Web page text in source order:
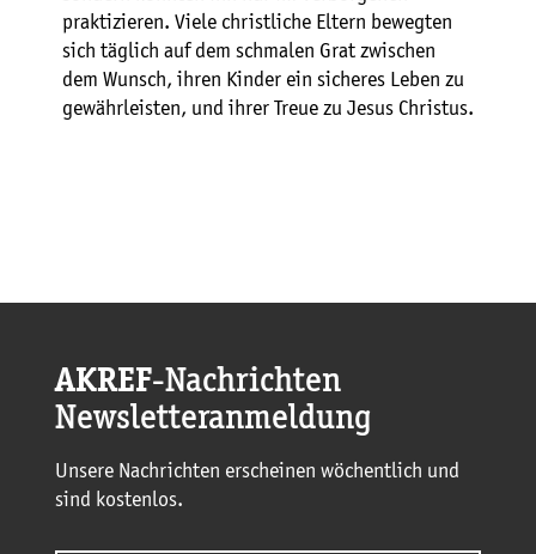
praktizieren. Viele christliche Eltern bewegten
sich täglich auf dem schmalen Grat zwischen
dem Wunsch, ihren Kinder ein sicheres Leben zu
gewährleisten, und ihrer Treue zu Jesus Christus.
AKREF-Nachrichten
Newsletteranmeldung
Unsere Nachrichten erscheinen wöchentlich und
sind kostenlos.